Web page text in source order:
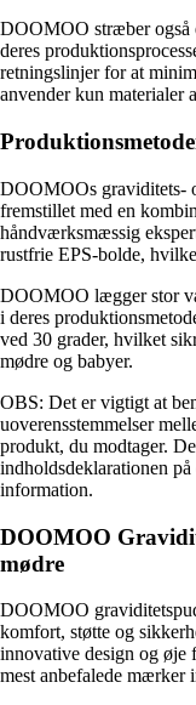
DOOMOO stræber
deres
retningslinjer for at
anvender kun materialer
DOOMOOs graviditets-
fremstillet med en
håndværksmæssig
rustfrie EPS-bolde,
DOOMOO lægger stor
i deres
ved 30 grader, hvilket
mødre og babyer.
OBS: Det er vigtigt at
uoverensstemmelser
produkt, du modtager.
indholdsdeklarationen
information.
DOOMOO
mødre
DOOMOO
komfort, støtte og
innovative design og øje
mest anbefalede mærker